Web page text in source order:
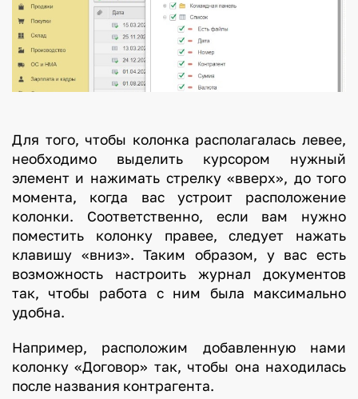
Для того, чтобы колонка располагалась левее,
необходимо выделить курсором нужный
элемент и нажимать стрелку «вверх», до того
момента, когда вас устроит расположение
колонки. Соответственно, если вам нужно
поместить колонку правее, следует нажать
клавишу «вниз». Таким образом, у вас есть
возможность настроить журнал документов
так, чтобы работа с ним была максимально
удобна.
Например, расположим добавленную нами
колонку «Договор» так, чтобы она находилась
после названия контрагента.